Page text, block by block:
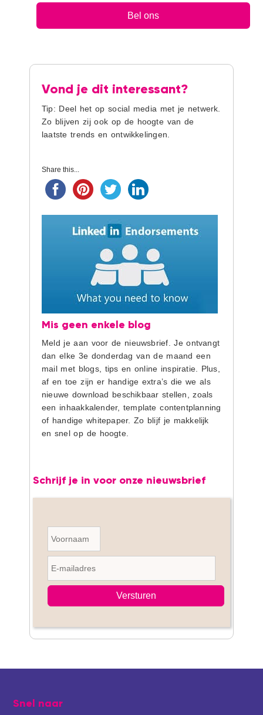
Bel ons
Vond je dit interessant?
Tip: Deel het op social media met je netwerk.
Zo blijven zij ook op de hoogte van de
laatste trends en ontwikkelingen.
Share this...
Mis geen enkele blog
Meld je aan voor de nieuwsbrief. Je ontvangt
dan elke 3e donderdag van de maand een
mail met blogs, tips en online inspiratie. Plus,
af en toe zijn er handige extra’s die we als
nieuwe download beschikbaar stellen, zoals
een inhaakkalender, template contentplanning
of handige whitepaper. Zo blijf je makkelijk
en snel op de hoogte.
Schrijf je in voor onze nieuwsbrief
Footer
Snel naar